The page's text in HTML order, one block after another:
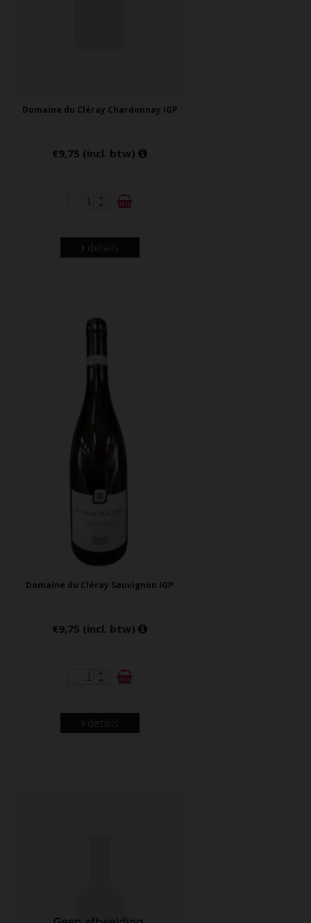
Domaine du Cléray Chardonnay IGP
€9,75 (incl. btw)
details
Domaine du Cléray Sauvignon IGP
€9,75 (incl. btw)
details